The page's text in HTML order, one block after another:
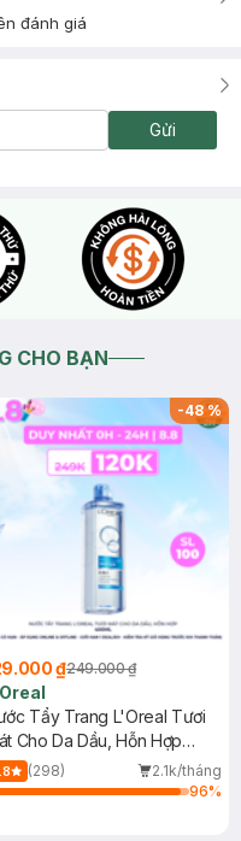
đánh giá
Gửi
CHO BẠN
-48%
₫249.000 ₫
Tẩy Trang L'Oreal Tươi
Cho Da Dầu, Hỗn Hợp
(298)
2.1k/tháng
96%